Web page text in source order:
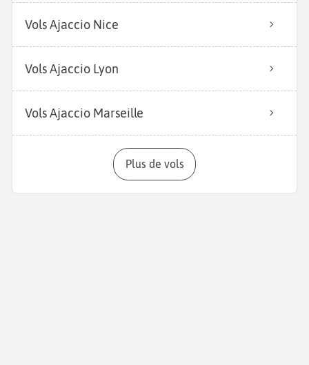
Vols Ajaccio Nice
Vols Ajaccio Lyon
Vols Ajaccio Marseille
Plus de vols